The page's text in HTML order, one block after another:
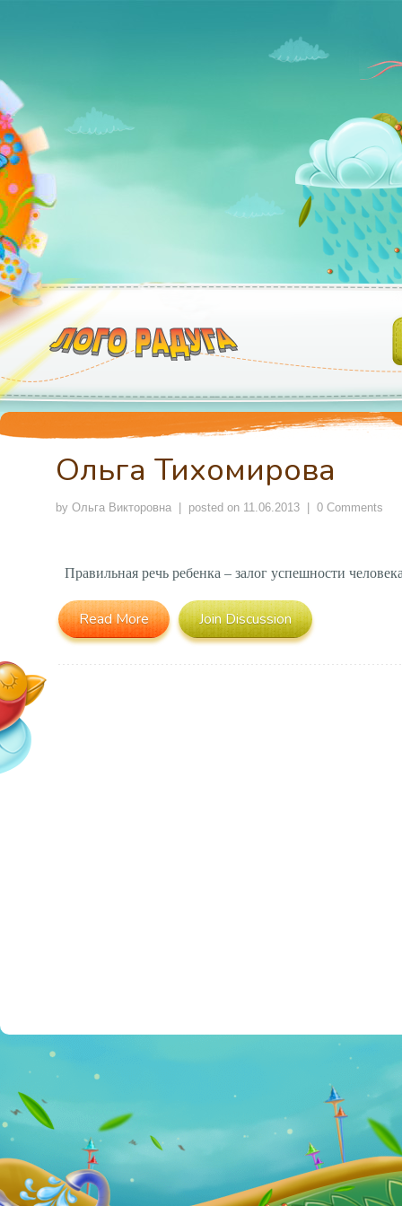
Ольга Тихомирова
by Ольга Викторовна | posted on 11.06.2013 0 Comments
Правильная речь ребенка – залог успешности
Read More Join Discussion